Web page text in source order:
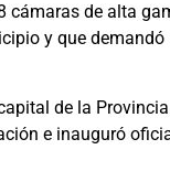
de alta
y que
de la
e inauguró